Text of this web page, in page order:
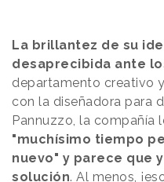
La brillantez de su
desaprecibida ante
departamento creativo
con la diseñadora para
Pannuzzo, la compañía
"muchísimo tiempo
nuevo" y parece que
solución. Al menos,